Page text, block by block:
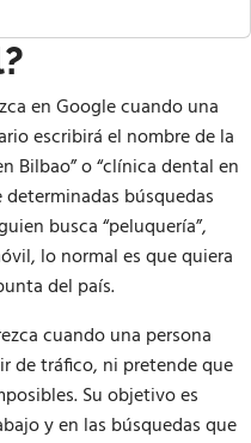
en Google cuando una
escribirá el nombre de la
Bilbao” o “clínica dental en
búsquedas
busca “peluquería”,
lo normal es que quiera
del país.
cuando una persona
de tráfico, ni pretende que
Su objetivo es
y en las búsquedas que